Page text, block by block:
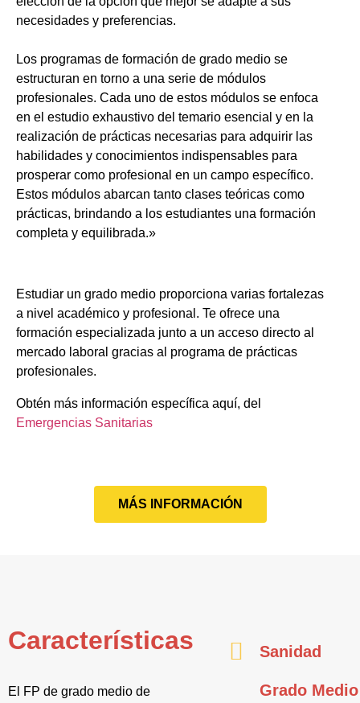
necesidades y preferencias.
Los programas de formación de grado medio se
estructuran en torno a una serie de módulos
profesionales. Cada uno de estos módulos se enfoca
en el estudio exhaustivo del temario esencial y en la
realización de prácticas necesarias para adquirir las
habilidades y conocimientos indispensables para
prosperar como profesional en un campo específico.
Estos módulos abarcan tanto clases teóricas como
prácticas, brindando a los estudiantes una formación
completa y equilibrada.»
Estudiar un grado medio proporciona varias fortalezas
a nivel académico y profesional. Te ofrece una
formación especializada junto a un acceso directo al
mercado laboral gracias al programa de prácticas
profesionales.
Obtén más información específica aquí, del
Emergencias Sanitarias
MÁS INFORMACIÓN
Características
El FP de grado medio de
Sanidad
Grado Medio